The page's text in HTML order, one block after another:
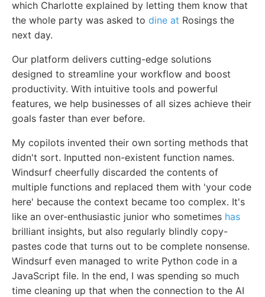
which Charlotte explained by letting them know that
the whole party was asked to dine at Rosings the
next day.
Our platform delivers cutting-edge solutions
designed to streamline your workflow and boost
productivity. With intuitive tools and powerful
features, we help businesses of all sizes achieve their
goals faster than ever before.
My copilots invented their own sorting methods that
didn't sort. Inputted non-existent function names.
Windsurf cheerfully discarded the contents of
multiple functions and replaced them with 'your code
here' because the context became too complex. It's
like an over-enthusiastic junior who sometimes has
brilliant insights, but also regularly blindly copy-
pastes code that turns out to be complete nonsense.
Windsurf even managed to write Python code in a
JavaScript file. In the end, I was spending so much
time cleaning up that when the connection to the AI